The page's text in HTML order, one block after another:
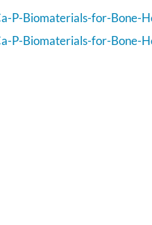
P-Biomaterials-for-Bone-
P-Biomaterials-for-Bone-